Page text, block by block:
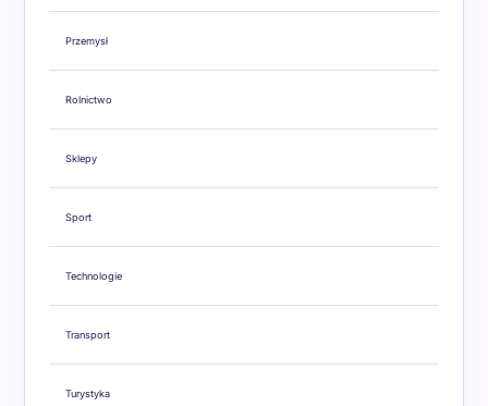
Przemysł
Rolnictwo
Sklepy
Sport
Technologie
Transport
Turystyka